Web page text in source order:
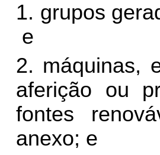
1. grupos
e
2. máquinas,
aferição ou
fontes
anexo; e